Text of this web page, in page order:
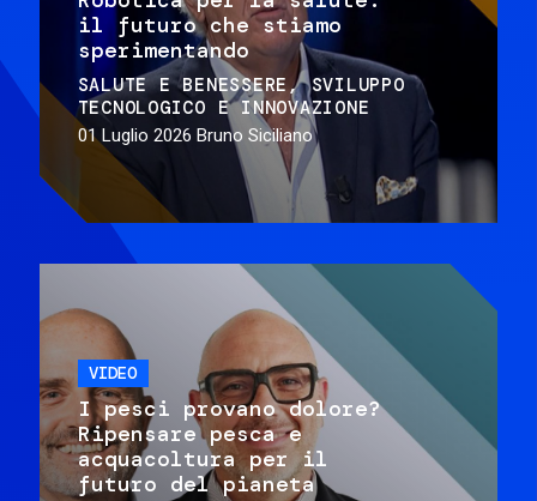
il futuro che stiamo
sperimentando
SALUTE E BENESSERE
SVILUPPO
TECNOLOGICO E INNOVAZIONE
01 Luglio 2026 Bruno Siciliano
VIDEO
I pesci provano dolore?
Ripensare pesca e
acquacoltura per il
futuro del pianeta